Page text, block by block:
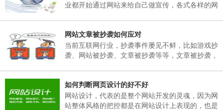
业都开始通过网站来给自己做宣传，各式各样的网
个专业的网络公司制作，那么，深圳网络公司哪家
好呢？
网站文章被抄袭如何应对
当前互联网行业，抄袭事件屡见不鲜，比如游戏抄
袭、网站被抄袭、文章被抄袭等等，文章被抄袭，
袭，我们该如何应对呢？
如何判断网页设计的好不好
网站设计，代表的是整个网站开发的灵魂，因为网
站整体风格的把控都是在网站设计上表现的，也是